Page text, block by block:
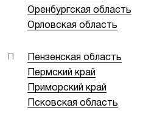
Оренбургская область
Орловская область
Пензенская область
Пермский край
Приморский край
Псковская область